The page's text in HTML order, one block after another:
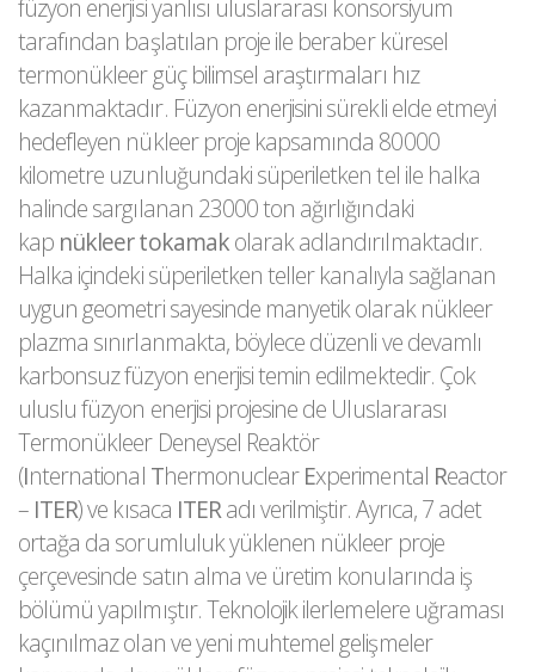
füzyon enerjisi yanlısı uluslararası konsorsiyum
tarafından başlatılan proje ile beraber küresel
termonükleer güç bilimsel araştırmaları hız
kazanmaktadır. Füzyon enerjisini sürekli elde etmeyi
hedefleyen nükleer proje kapsamında 80000
kilometre uzunluğundaki süperiletken tel ile halka
halinde sargılanan 23000 ton ağırlığındaki
kap nükleer tokamakolarak adlandırılmaktadır.
Halka içindeki süperiletken teller kanalıyla sağlanan
uygun geometri sayesinde manyetik olarak nükleer
plazma sınırlanmakta, böylece düzenli ve devamlı
karbonsuz füzyon enerjisi temin edilmektedir. Çok
uluslu füzyon enerjisi projesine de Uluslararası
Termonükleer Deneysel Reaktör
(International ThermonuclearExperimental Reactor
– ITER) ve kısaca ITERadı verilmiştir. Ayrıca, 7 adet
ortağa da sorumluluk yüklenen nükleer proje
çerçevesinde satın alma ve üretim konularında iş
bölümü yapılmıştır. Teknolojik ilerlemelere uğraması
kaçınılmaz olan ve yeni muhtemel gelişmeler